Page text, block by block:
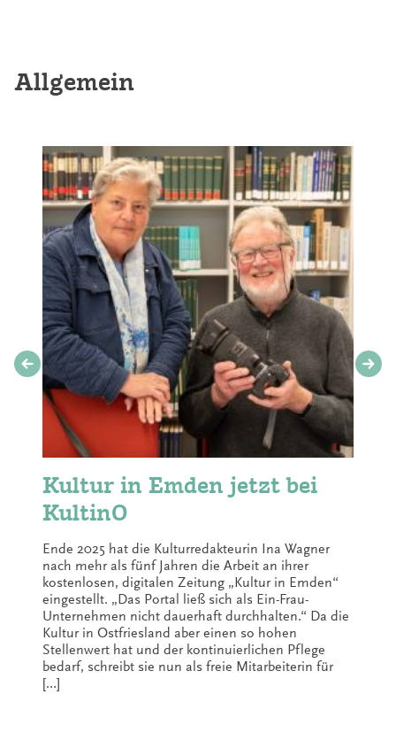
Allgemein
Kultur in Emden jetzt bei
KultinO
Ende 2025 hat die Kulturredakteurin Ina Wagner
nach mehr als fünf Jahren die Arbeit an ihrer
kostenlosen, digitalen Zeitung „Kultur in Emden“
eingestellt. „Das Portal ließ sich als Ein-Frau-
Unternehmen nicht dauerhaft durchhalten.“ Da die
Kultur in Ostfriesland aber einen so hohen
Stellenwert hat und der kontinuierlichen Pflege
bedarf, schreibt sie nun als freie Mitarbeiterin für
[…]